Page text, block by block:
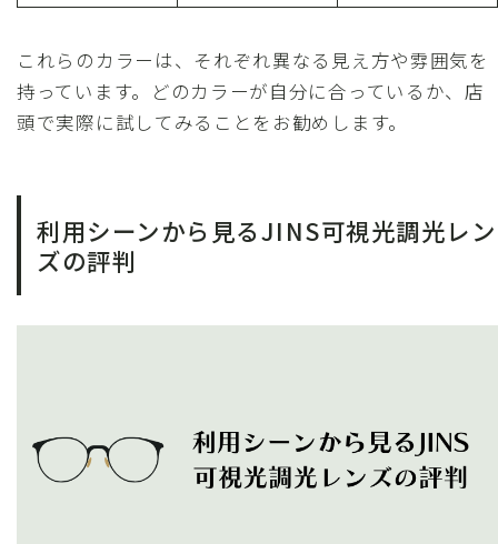
これらのカラーは、それぞれ異なる見え方や雰囲気を
持っています。どのカラーが自分に合っているか、店
頭で実際に試してみることをお勧めします。
利用シーンから見るJINS可視光調光レン
ズの評判